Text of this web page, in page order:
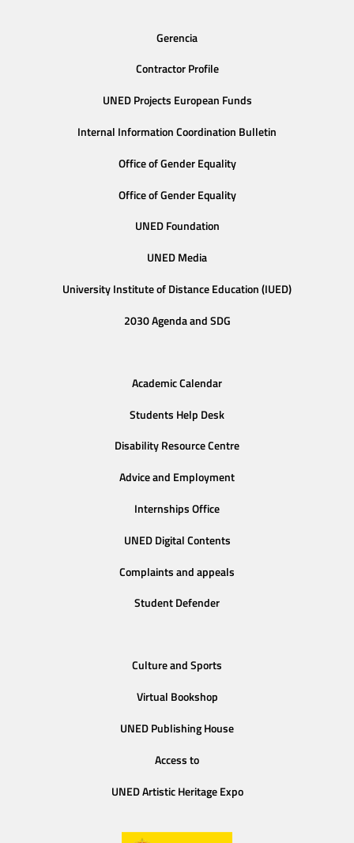
Gerencia
Contractor Profile
UNED Projects European Funds
Internal Information Coordination Bulletin
Office of Gender Equality
Office of Gender Equality
UNED Foundation
UNED Media
University Institute of Distance Education (IUED)
2030 Agenda and SDG
Academic Calendar
Students Help Desk
Disability Resource Centre
Advice and Employment
Internships Office
UNED Digital Contents
Complaints and appeals
Student Defender
Culture and Sports
Virtual Bookshop
UNED Publishing House
Access to
UNED Artistic Heritage Expo